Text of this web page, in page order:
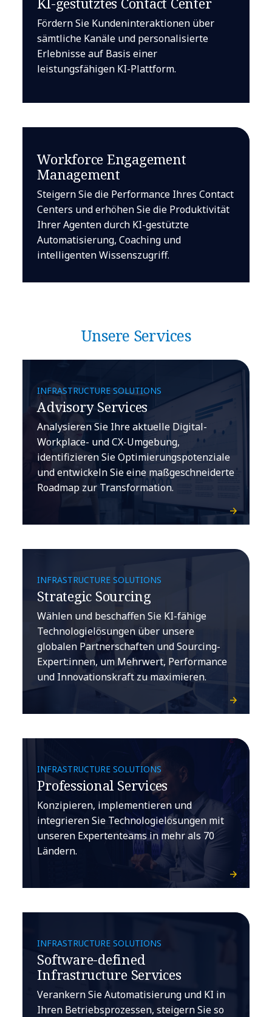
Fördern Sie Kundeninteraktionen über
sämtliche Kanäle und personalisierte
Erlebnisse auf Basis einer
leistungsfähigen KI-Plattform.
Workforce Engagement
Management
Steigern Sie die Performance Ihres Contact
Centers und erhöhen Sie die Produktivität
Ihrer Agenten durch KI-gestützte
Automatisierung, Coaching und
intelligenten Wissenszugriff.
Unsere Services
INFRASTRUCTURE SOLUTIONS
Advisory Services
Analysieren Sie Ihre aktuelle Digital-
Workplace- und CX-Umgebung,
identifizieren Sie Optimierungspotenziale
und entwickeln Sie eine maßgeschneiderte
Roadmap zur Transformation.
INFRASTRUCTURE SOLUTIONS
Strategic Sourcing
Wählen und beschaffen Sie KI-fähige
Technologielösungen über unsere
globalen Partnerschaften und Sourcing-
Expert:innen, um Mehrwert, Performance
und Innovationskraft zu maximieren.
INFRASTRUCTURE SOLUTIONS
Professional Services
Konzipieren, implementieren und
integrieren Sie Technologielösungen mit
unseren Expertenteams in mehr als 70
Ländern.
INFRASTRUCTURE SOLUTIONS
Software-defined
Infrastructure Services
Verankern Sie Automatisierung und KI in
Ihren Betriebsprozessen, steigern Sie so